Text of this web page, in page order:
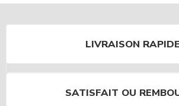
LIVRAISON RAPIDE
SATISFAIT OU